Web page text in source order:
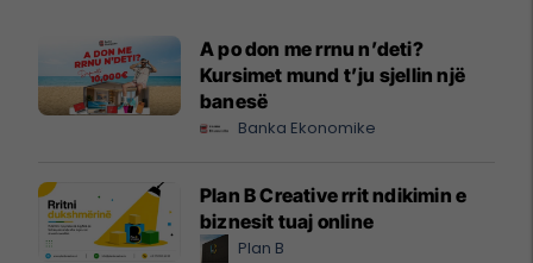
A po don me rrnu n’deti?
Kursimet mund t’ju sjellin një
banesë
Banka Ekonomike
Plan B Creative rrit ndikimin e
biznesit tuaj online
Plan B